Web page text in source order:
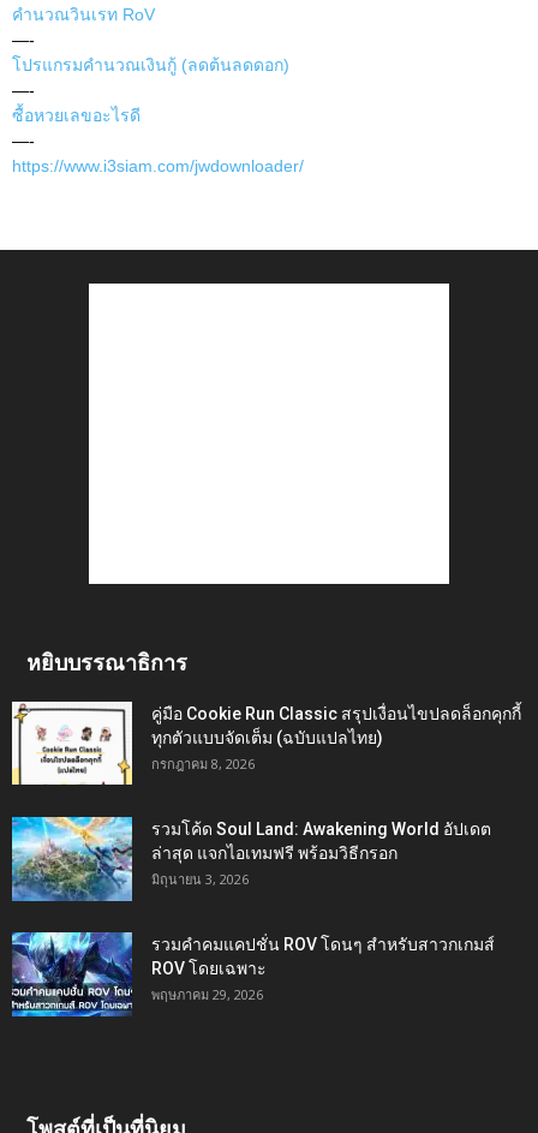
คำนวณวินเรท RoV
—-
โปรแกรมคำนวณเงินกู้ (ลดต้นลดดอก)
—-
ซื้อหวยเลขอะไรดี
—-
https://www.i3siam.com/jwdownloader/
หยิบบรรณาธิการ
คู่มือ Cookie Run Classic สรุปเงื่อนไขปลดล็อกคุกกี้
ทุกตัวแบบจัดเต็ม (ฉบับแปลไทย)
กรกฎาคม 8, 2026
รวมโค้ด Soul Land: Awakening World อัปเดต
ล่าสุด แจกไอเทมฟรี พร้อมวิธีกรอก
มิถุนายน 3, 2026
รวมคำคมแคปชั่น ROV โดนๆ สำหรับสาวกเกมส์
ROV โดยเฉพาะ
พฤษภาคม 29, 2026